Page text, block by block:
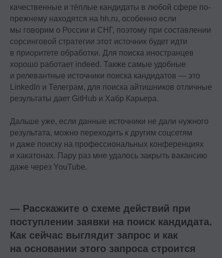
качественные и тёплые кандидаты в любой сфере по-
прежнему находятся на hh.ru, особенно если
мы говорим о России и СНГ, поэтому при составлении
сорсинговой стратегии этот источник будет идти
в приоритете обработки. Для поиска иностранцев
хорошо работает indeed. Также самые удобные
и релевантные источники поиска кандидатов — это
LinkedIn и Телеграм, для поиска айтишников отличные
результаты дает GitHub и Хабр Карьера.
Дальше уже, если данные источники не дали нужного
результата, можно переходить к другим соцсетям
и даже поиску на профессиональных конференциях
и хакатонах. Пару раз мне удалось закрыть вакансию
даже через YouTube.
— Расскажите о схеме действий при
поступлении заявки на поиск кандидата.
Как сейчас выглядит запрос и как
на основании этого запроса строится